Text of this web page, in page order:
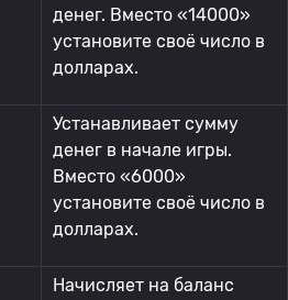
денег. Вместо «14000»
установите своё число в
долларах.
Устанавливает сумму
денег в начале игры.
Вместо «6000»
установите своё число в
долларах.
Начисляет на баланс